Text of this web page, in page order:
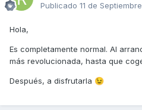
Publicado 11 de
Hola,
Es completamente normal. Al
más revolucionada, hasta que
Después, a disfrutarla 😉